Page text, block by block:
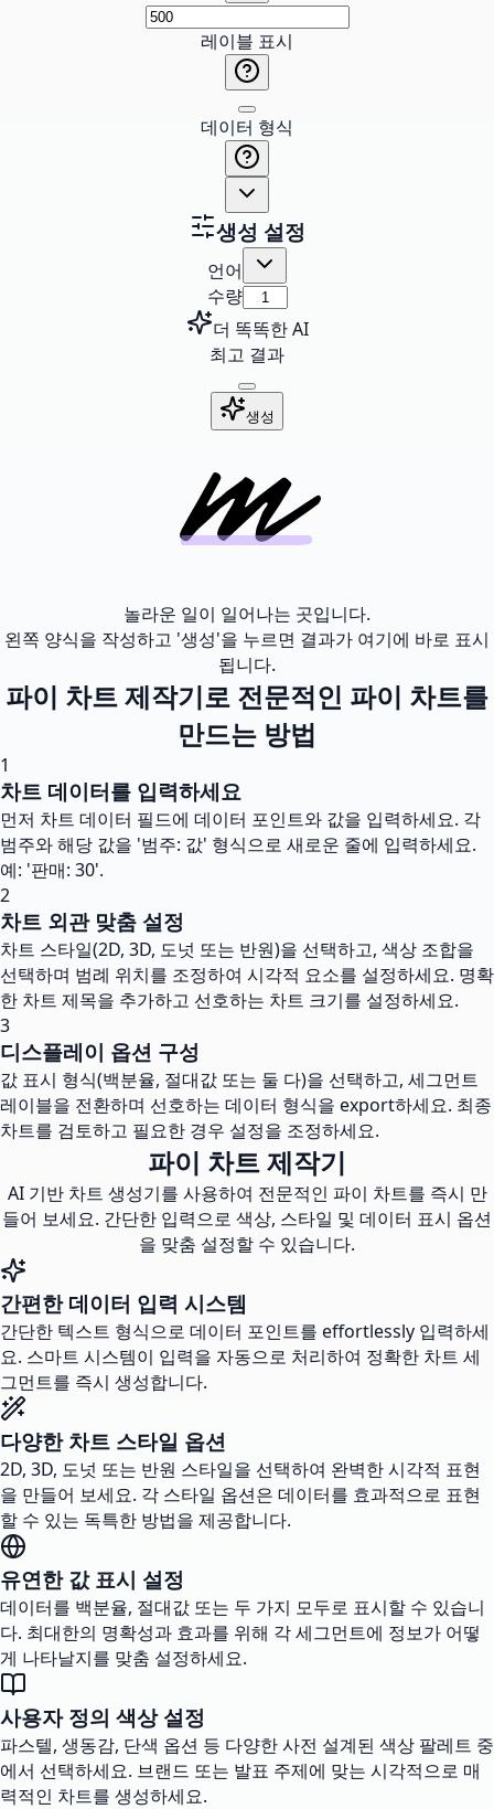
레이블 표시
데이터 형식
생성 설정
언어
수량
더 똑똑한 AI
최고 결과
생성
놀라운 일이 일어나는 곳입니다.
왼쪽 양식을 작성하고 '생성'을 누르면 결과가 여기에 바로 표시
됩니다.
파이 차트 제작기로 전문적인 파이 차트를
만드는 방법
1
차트 데이터를 입력하세요
먼저 차트 데이터 필드에 데이터 포인트와 값을 입력하세요. 각
범주와 해당 값을 '범주: 값' 형식으로 새로운 줄에 입력하세요.
예: '판매: 30'.
2
차트 외관 맞춤 설정
차트 스타일(2D, 3D, 도넛 또는 반원)을 선택하고, 색상 조합을
선택하며 범례 위치를 조정하여 시각적 요소를 설정하세요. 명확
한 차트 제목을 추가하고 선호하는 차트 크기를 설정하세요.
3
디스플레이 옵션 구성
값 표시 형식(백분율, 절대값 또는 둘 다)을 선택하고, 세그먼트
레이블을 전환하며 선호하는 데이터 형식을 export하세요. 최종
차트를 검토하고 필요한 경우 설정을 조정하세요.
파이 차트 제작기
AI 기반 차트 생성기를 사용하여 전문적인 파이 차트를 즉시 만
들어 보세요. 간단한 입력으로 색상, 스타일 및 데이터 표시 옵션
을 맞춤 설정할 수 있습니다.
간편한 데이터 입력 시스템
간단한 텍스트 형식으로 데이터 포인트를 effortlessly 입력하세
요. 스마트 시스템이 입력을 자동으로 처리하여 정확한 차트 세
그먼트를 즉시 생성합니다.
다양한 차트 스타일 옵션
2D, 3D, 도넛 또는 반원 스타일을 선택하여 완벽한 시각적 표현
을 만들어 보세요. 각 스타일 옵션은 데이터를 효과적으로 표현
할 수 있는 독특한 방법을 제공합니다.
유연한 값 표시 설정
데이터를 백분율, 절대값 또는 두 가지 모두로 표시할 수 있습니
다. 최대한의 명확성과 효과를 위해 각 세그먼트에 정보가 어떻
게 나타날지를 맞춤 설정하세요.
사용자 정의 색상 설정
파스텔, 생동감, 단색 옵션 등 다양한 사전 설계된 색상 팔레트 중
에서 선택하세요. 브랜드 또는 발표 주제에 맞는 시각적으로 매
력적인 차트를 생성하세요.